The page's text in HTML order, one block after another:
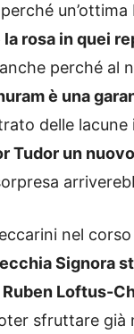
rosa in quei
perché al
è una
delle
Tudor un
nel
Signora
Loftus-
sfruttare già